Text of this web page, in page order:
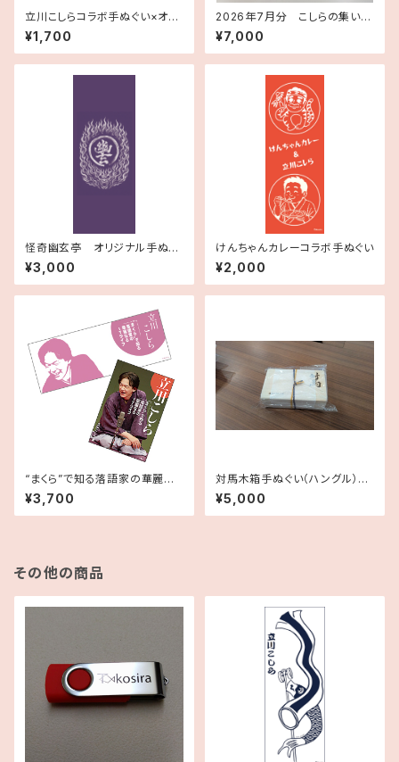
立川こしらコラボ手ぬぐい×オー
ガニックサロンBOO-FOO－W
OO
¥1,700
2026年7月分 こしらの集いツ
アー 記念手ぬぐいセット
¥7,000
怪奇幽玄亭 オリジナル手ぬぐ
い
¥3,000
けんちゃんカレーコラボ手ぬぐい
¥2,000
“まくら”で知る落語家の華麗な
るITライフ 書籍＋手ぬぐいセ
ット
¥3,700
対馬木箱手ぬぐい（ハングル）に
っぽん丸ミニ物産展記念
¥5,000
その他の商品